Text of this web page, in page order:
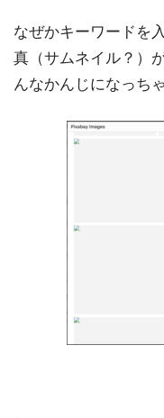
なぜかキーワードを
真（サムネイル？）
んなかんじになっち